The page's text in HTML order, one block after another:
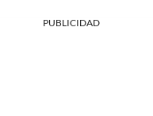
PUBLICIDAD